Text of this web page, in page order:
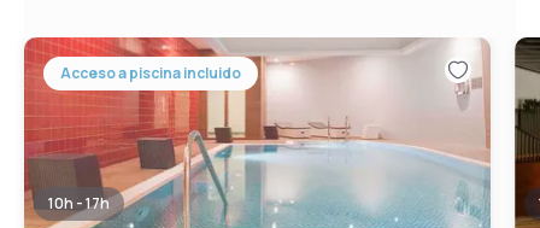
Acceso a piscina incluido
10h - 17h